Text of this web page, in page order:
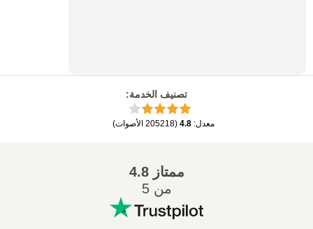
تصنيف الخدمة:
معدل:
4.8
(
205218 الأصوات)
ممتاز 4.8
من 5